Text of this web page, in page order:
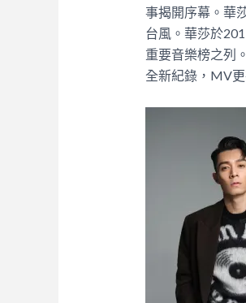
事揭開序幕。華
台風。華莎於
重要音樂榜之列
全新紀錄，MV